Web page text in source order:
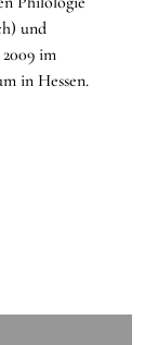
und
im
in Hessen.